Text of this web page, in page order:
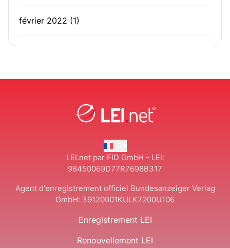
février 2022 (1)
FR
LEI.net par FID GmbH - LEI:
98450069D77R7698B317
Agent d'enregistrement officiel Bundesanzeiger Verlag
GmbH: 39120001KULK7200U106
Enregistrement LEI
Renouvellement LEI